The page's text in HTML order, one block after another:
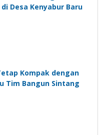
Desa Kenyabur Baru
Kompak dengan
Tim Bangun Sintang